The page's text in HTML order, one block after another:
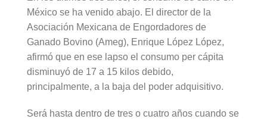
México se ha venido abajo. El director de la
Asociación Mexicana de Engordadores de
Ganado Bovino (Ameg), Enrique López López,
afirmó que en ese lapso el consumo per cápita
disminuyó de 17 a 15 kilos debido,
principalmente, a la baja del poder adquisitivo.
Será hasta dentro de tres o cuatro años cuando se